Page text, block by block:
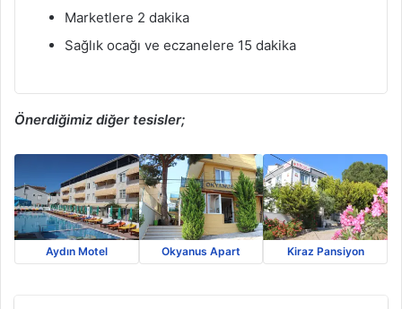
Marketlere 2 dakika
Sağlık ocağı ve eczanelere 15 dakika
Önerdiğimiz diğer tesisler;
Aydın Motel Okyanus Apart Kiraz Pansiyon